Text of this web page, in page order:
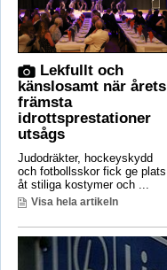
Lekfullt och
känslosamt när årets
främsta
idrottsprestationer
utsågs
Judodräkter, hockeyskydd
och fotbollsskor fick ge plats
åt stiliga kostymer och ...
Visa hela artikeln